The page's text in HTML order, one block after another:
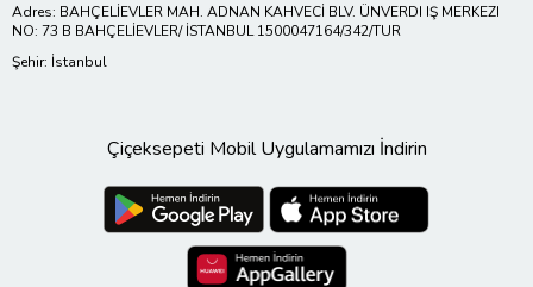
Adres: BAHÇELİEVLER MAH. ADNAN KAHVECİ BLV. ÜNVERDI IŞ MERKEZI
NO: 73 B BAHÇELİEVLER/ İSTANBUL 1500047164/342/TUR
Şehir: İstanbul
Çiçeksepeti Mobil Uygulamamızı İndirin